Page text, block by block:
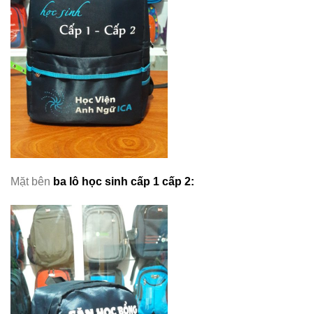
Mặt bên ba lô học sinh cấp 1 cấp 2: